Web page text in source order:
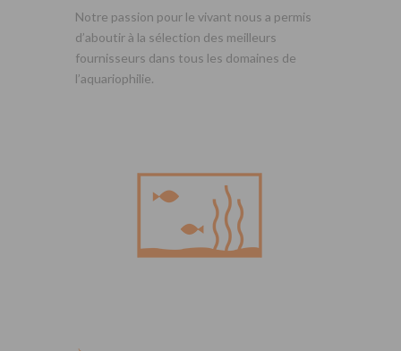
Notre passion pour le vivant nous a permis
d’aboutir à la sélection des meilleurs
fournisseurs dans tous les domaines de
l’aquariophilie.